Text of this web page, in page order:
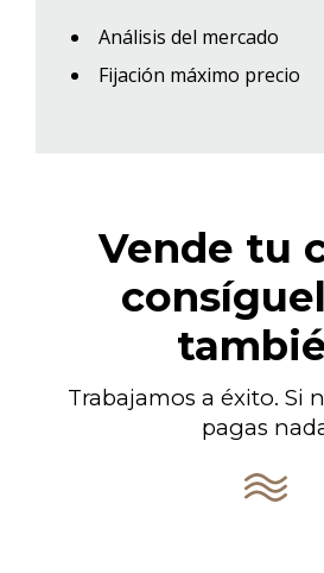
Análisis del mercado
Fijación máximo precio
Vende tu
Trabajamos a éxito. Si
pagas